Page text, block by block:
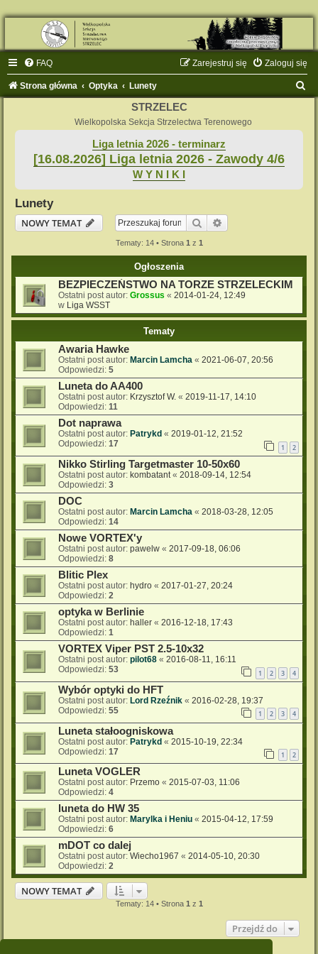
FAQ Zaloguj się
Zarejestruj się
Strona główna Optyka Lunety
STRZELEC
Wielkopolska Sekcja Strzelectwa Terenowego
Liga letnia 2026 - terminarz
[16.08.2026] Liga letnia 2026 - Zawody 4/6
W Y N I K I
Lunety
NOWY TEMAT
Szukaj
Tematy: 14 • Strona 1 z 1
Ogłoszenia
BEZPIECZEŃSTWO NA TORZE STRZELECKIM
Ostatni post autor: Grossus « 2014-01-24, 12:49
w Liga WSST
Tematy
Awaria Hawke
Ostatni post autor: Marcin Lamcha « 2021-06-07, 20:56
Odpowiedzi: 5
Luneta do AA400
Ostatni post autor: Krzysztof W. « 2019-11-17, 14:10
Odpowiedzi: 11
Dot naprawa
Ostatni post autor: Patrykd « 2019-01-12, 21:52
Odpowiedzi: 17 1 2
Nikko Stirling Targetmaster 10-50x60
Ostatni post autor: kombatant« 2018-09-14, 12:54
Odpowiedzi: 3
DOC
Ostatni post autor: Marcin Lamcha « 2018-03-28, 12:05
Odpowiedzi: 14
Nowe VORTEX'y
Ostatni post autor: pawelw « 2017-09-18, 06:06
Odpowiedzi: 8
Blitic Plex
Ostatni post autor: hydro « 2017-01-27, 20:24
Odpowiedzi: 2
optyka w Berlinie
Ostatni post autor: haller « 2016-12-18, 17:43
Odpowiedzi: 1
VORTEX Viper PST 2.5-10x32
Ostatni post autor: pilot68 « 2016-08-11, 16:11
Odpowiedzi: 53 1 2 3 4
Wybór optyki do HFT
Ostatni post autor: Lord Rzeźnik « 2016-02-28, 19:37
Odpowiedzi: 55 1 2 3 4
Luneta stałoogniskowa
Ostatni post autor: Patrykd « 2015-10-19, 22:34
Odpowiedzi: 17 1 2
Luneta VOGLER
Ostatni post autor: Przemo « 2015-07-03, 11:06
Odpowiedzi: 4
luneta do HW 35
Ostatni post autor: Marylka i Heniu « 2015-04-12, 17:59
Odpowiedzi: 6
mDOT co dalej
Ostatni post autor: Wiecho1967 « 2014-05-10, 20:30
Odpowiedzi: 2
NOWY TEMAT
Tematy: 14 • Strona 1 z 1
Przejdź do